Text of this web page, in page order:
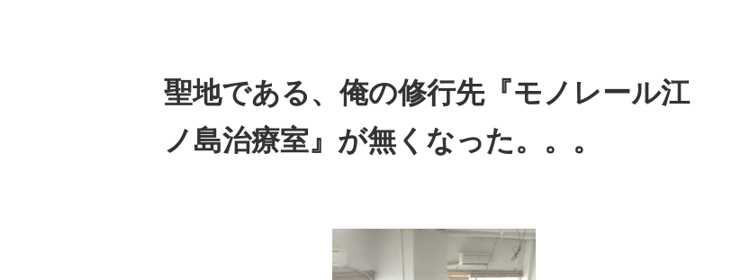
聖地である、俺の修行先『モノレール江
ノ島治療室』 が無くなった。。。